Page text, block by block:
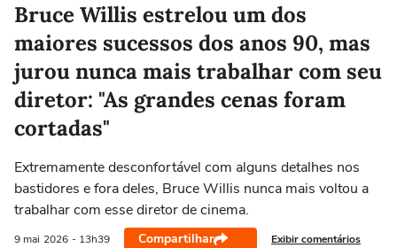
Bruce Willis estrelou um dos
maiores sucessos dos anos 90, mas
jurou nunca mais trabalhar com seu
diretor: "As grandes cenas foram
cortadas"
Extremamente desconfortável com alguns detalhes nos
bastidores e fora deles, Bruce Willis nunca mais voltou a
trabalhar com esse diretor de cinema.
9 mai 2026 - 13h39 Compartilhar Exibir comentários